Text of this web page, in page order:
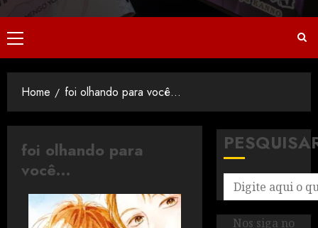
Home foi olhando para você…
foi olhando para
você…
Nos siga no